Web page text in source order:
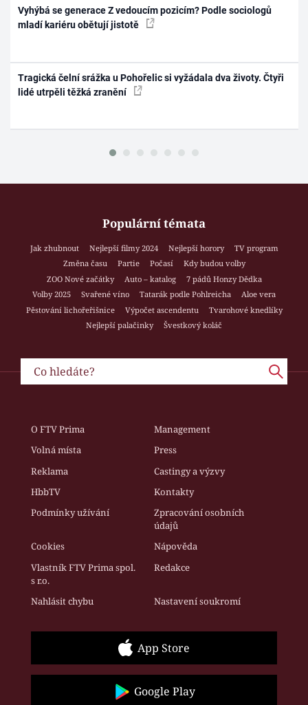
Vyhýbá se generace Z vedoucím pozicím? Podle sociologů
mladí kariéru obětují jistotě
Tragická čelní srážka u Pohořelic si vyžádala dva životy. Čtyři
lidé utrpěli těžká zranění
Populární témata
Jak zhubnout Nejlepší filmy 2024 Nejlepší horory
TV program
Změna času
Partie Počasí
Kdy budou volby
ZOO Nové začátky
Auto – katalog
7 pádů Honzy Dědka
Volby 2025
Svařené víno Tatarák podle Pohlreicha
Aloe vera
Pěstování lichořeřišnice
Výpočet ascendentu
Tvarohové knedlíky
Nejlepší palačinky
Švestkový koláč
O FTV Prima
Management
Volná místa
Press
Reklama
Castingy a výzvy
HbbTV
Kontakty
Podmínky užívání
Zpracování osobních
údajů
Cookies
Nápověda
Vlastník FTV Prima spol.
s r.o.
Redakce
Nahlásit chybu Nastavení soukromí
App Store
Google Play